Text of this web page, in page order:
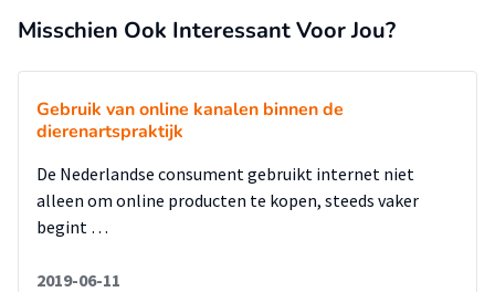
Misschien Ook Interessant Voor Jou?
Gebruik van online kanalen binnen de
dierenartspraktijk
De Nederlandse consument gebruikt internet niet
alleen om online producten te kopen, steeds vaker
begint …
2019-06-11